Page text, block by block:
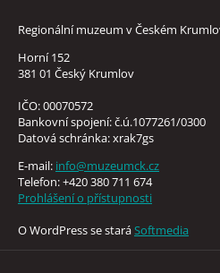
Regionální muzeum v Českém
Horní 152
381 01 Český Krumlov
IČO: 00070572
Bankovní spojení: č.ú.1077261/0300
Datová schránka: xrak7gs
E-mail: info@muzeumck.cz
Telefon: +420 380 711 674
Prohlášení o přístupnosti
O WordPress se staráSoftmedia